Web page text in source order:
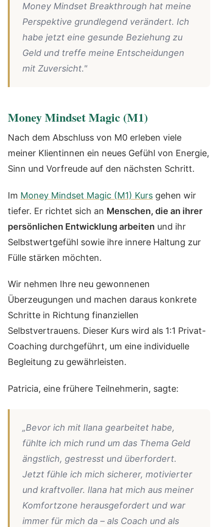
Money Mindset Breakthrough hat meine
Perspektive grundlegend verändert. Ich
habe jetzt eine gesunde Beziehung zu
Geld und treffe meine Entscheidungen
mit Zuversicht."
Money Mindset Magic (M1)
Nach dem Abschluss von M0 erleben viele
meiner Klientinnen ein neues Gefühl von Energie,
Sinn und Vorfreude auf den nächsten Schritt.
Im Money Mindset Magic (M1) Kurs gehen wir
tiefer. Er richtet sich an Menschen, die an ihrer
persönlichen Entwicklung arbeiten und ihr
Selbstwertgefühl sowie ihre innere Haltung zur
Fülle stärken möchten.
Wir nehmen Ihre neu gewonnenen
Überzeugungen und machen daraus konkrete
Schritte in Richtung finanziellen
Selbstvertrauens. Dieser Kurs wird als 1:1 Privat-
Coaching durchgeführt, um eine individuelle
Begleitung zu gewährleisten.
Patricia, eine frühere Teilnehmerin, sagte:
„Bevor ich mit Ilana gearbeitet habe,
fühlte ich mich rund um das Thema Geld
ängstlich, gestresst und überfordert.
Jetzt fühle ich mich sicherer, motivierter
und kraftvoller. Ilana hat mich aus meiner
Komfortzone herausgefordert und war
immer für mich da – als Coach und als